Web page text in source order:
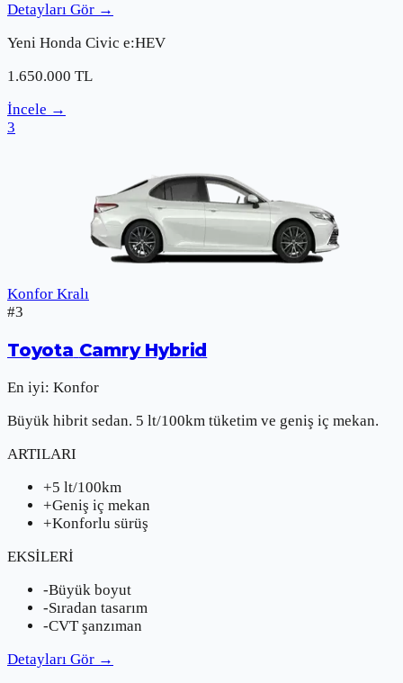
Detayları Gör →
Yeni Honda Civic e:HEV
1.650.000 TL
İncele →
3
Konfor Kralı
#3
Toyota Camry Hybrid
En iyi: Konfor
Büyük hibrit sedan. 5 lt/100km tüketim ve geniş iç mekan.
ARTILARI
+5 lt/100km
+Geniş iç mekan
+Konforlu sürüş
EKSİLERİ
-Büyük boyut
-Sıradan tasarım
-CVT şanzıman
Detayları Gör →